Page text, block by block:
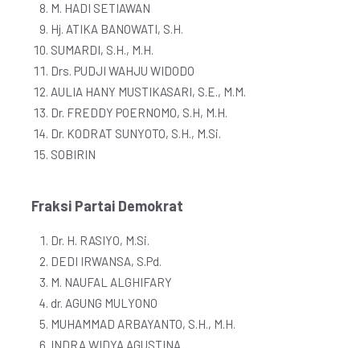
M. HADI SETIAWAN
Hj. ATIKA BANOWATI, S.H.
SUMARDI, S.H., M.H.
Drs. PUDJI WAHJU WIDODO
AULIA HANY MUSTIKASARI, S.E., M.M.
Dr. FREDDY POERNOMO, S.H, M.H.
Dr. KODRAT SUNYOTO, S.H., M.Si.
SOBIRIN
Fraksi Partai Demokrat
Dr. H. RASIYO, M.Si.
DEDI IRWANSA, S.Pd.
M. NAUFAL ALGHIFARY
dr. AGUNG MULYONO
MUHAMMAD ARBAYANTO, S.H., M.H.
INDRA WIDYA AGUSTINA